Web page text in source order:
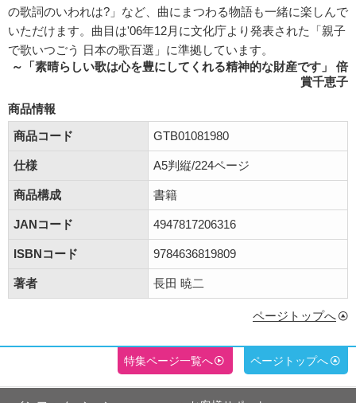
の歌詞のいわれは?」など、曲にまつわる物語も一緒に楽しんで
いただけます。曲目は'06年12月に文化庁より発表された「親子
で歌いつごう 日本の歌百選」に準拠しています。
～「素晴らしい歌は心を豊にしてくれる精神的な財産です」 倍
賞千恵子
商品情報
商品コード
GTB01081980
仕様 A5判縦/224ページ
商品構成 書籍
JANコード 4947817206316
ISBNコード 9784636819809
著者 長田 暁二
ページトップへ
特集ページ一覧へ ページトップへ